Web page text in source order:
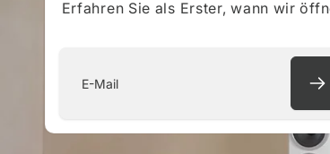
Erfahren Sie als Erster, wann wir